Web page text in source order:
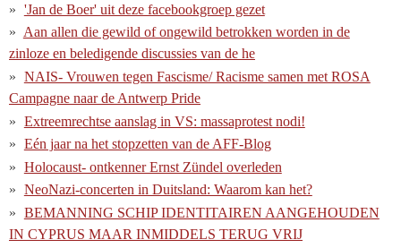
'Jan de Boer' uit deze facebookgroep gezet
Aan allen die gewild of ongewild betrokken worden in de
zinloze en beledigende discussies van de he
NAIS- Vrouwen tegen Fascisme/ Racisme samen met ROSA
Campagne naar de Antwerp Pride
Extreemrechtse aanslag in VS: massaprotest nodi!
Eén jaar na het stopzetten van de AFF-Blog
Holocaust- ontkenner Ernst Zündel overleden
NeoNazi-concerten in Duitsland: Waarom kan het?
BEMANNING SCHIP IDENTITAIREN AANGEHOUDEN
IN CYPRUS MAAR INMIDDELS TERUG VRIJ